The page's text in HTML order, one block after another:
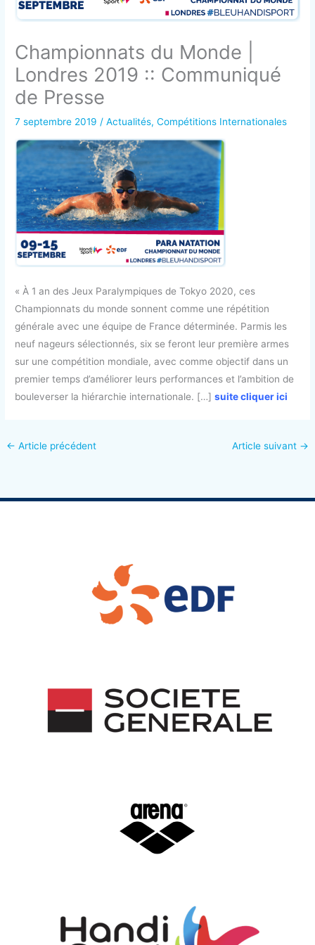
Championnats du Monde |
Londres 2019 :: Communiqué
de Presse
7 septembre 2019 /Actualités,Compétitions Internationales
« À 1 an des Jeux Paralympiques de Tokyo 2020, ces
Championnats du monde sonnent comme une répétition
générale avec une équipe de France déterminée. Parmis les
neuf nageurs sélectionnés, six se feront leur première armes
sur une compétition mondiale, avec comme objectif dans un
premier temps d’améliorer leurs performances et l’ambition de
bouleverser la hiérarchie internationale. […]suite cliquer ici
← Article précédent Article suivant →